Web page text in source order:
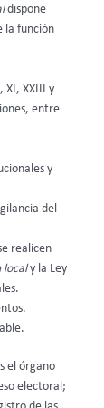
dispone
la función
XI, XXIII y
entre
y
del
realicen
localy la Ley
el órgano
electoral;